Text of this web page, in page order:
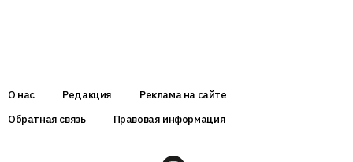
О нас Редакция
Реклама на сайте
Обратная связь
Правовая информация